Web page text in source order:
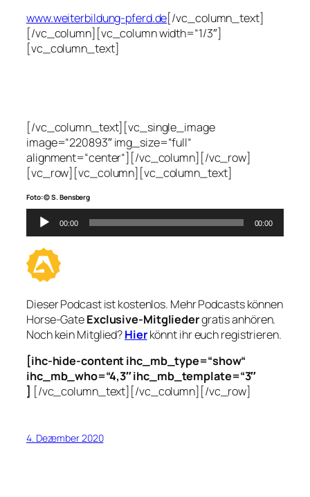
www.weiterbildung-pferd.de[/vc_column_text]
[/vc_column][vc_column width=“1/3″]
[vc_column_text]
[/vc_column_text][vc_single_image
image=“220893″ img_size=“full“
alignment=“center“][/vc_column][/vc_row]
[vc_row][vc_column][vc_column_text]
Foto: © S. Bensberg
Audio-
Player
00:00 00:00
Dieser Podcast ist kostenlos. Mehr Podcasts können
Horse-GateExclusive-Mitgliedergratis anhören.
Noch kein Mitglied?Hierkönnt ihr euch registrieren.
[ihc-hide-content ihc_mb_type=“show“
ihc_mb_who=“4,3″ ihc_mb_template=“3″
] [/vc_column_text][/vc_column][/vc_row]
4. Dezember 2020